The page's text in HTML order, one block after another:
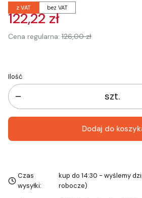
z VAT bez VAT
122,22 zł
Cena regularna: 126,00 zł
Ilość
szt.
Dodaj do
Czas
wysyłki:
kup do 14:30 - wyślemy
robocze)